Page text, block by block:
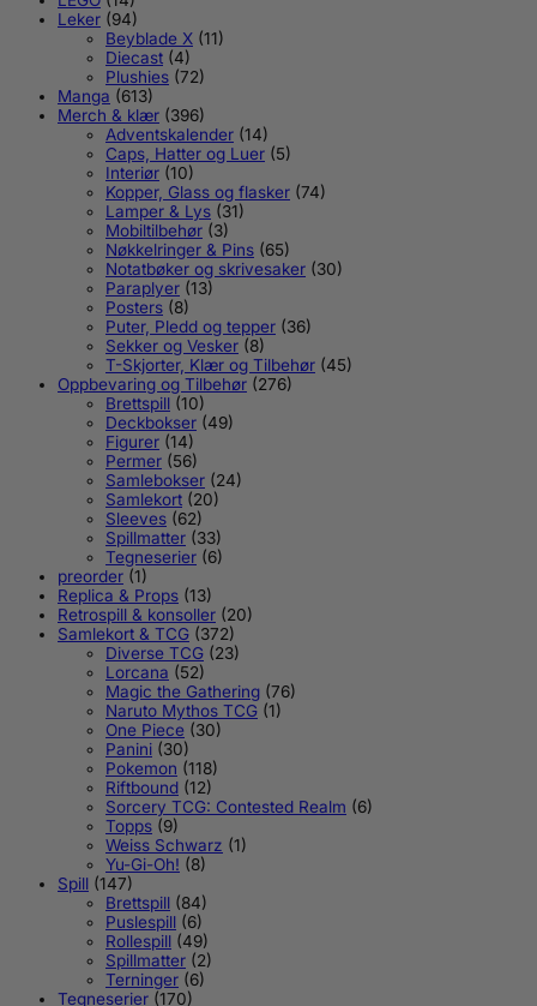
Leker (94)
Beyblade X (11)
Diecast (4)
Plushies (72)
Manga (613)
Merch & klær (396)
Adventskalender (14)
Caps, Hatter og Luer (5)
Interiør (10)
Kopper, Glass og flasker (74)
Lamper & Lys (31)
Mobiltilbehør (3)
Nøkkelringer & Pins (65)
Notatbøker og skrivesaker (30)
Paraplyer (13)
Posters (8)
Puter, Pledd og tepper (36)
Sekker og Vesker (8)
T-Skjorter, Klær og Tilbehør (45)
Oppbevaring og Tilbehør (276)
Brettspill (10)
Deckbokser (49)
Figurer (14)
Permer (56)
Samlebokser (24)
Samlekort (20)
Sleeves (62)
Spillmatter (33)
Tegneserier (6)
preorder (1)
Replica & Props (13)
Retrospill & konsoller (20)
Samlekort & TCG (372)
Diverse TCG (23)
Lorcana (52)
Magic the Gathering (76)
Naruto Mythos TCG (1)
One Piece (30)
Panini (30)
Pokemon (118)
Riftbound (12)
Sorcery TCG: Contested Realm (6)
Topps (9)
Weiss Schwarz (1)
Yu-Gi-Oh! (8)
Spill (147)
Brettspill (84)
Puslespill (6)
Rollespill (49)
Spillmatter (2)
Terninger (6)
Tegneserier (170)